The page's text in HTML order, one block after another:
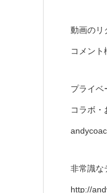
動画のリ
コメント
プライベ
コラボ・
非常識な
http://